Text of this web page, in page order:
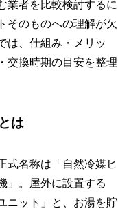
業者を比較検討するに
そのものへの理解が欠
は、仕組み・メリッ
交換時期の目安を整理
は
式名称は「自然冷媒ヒ
」。屋外に設置する
ニット」と、お湯を貯